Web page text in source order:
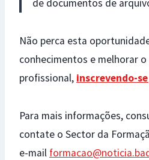
de documentos de
Não perca esta
conhecimentos e melhorar
profissional, inscrevendo-
Para mais informações,
contate o Sector da
e-mail